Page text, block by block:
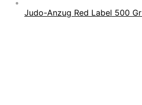
Judo-Anzug Red Label 500 Gr